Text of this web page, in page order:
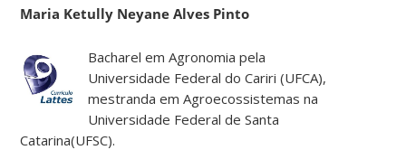
Maria Ketully Neyane Alves Pinto
Bacharel em Agronomia pela
Universidade Federal do Cariri (UFCA),
mestranda em Agroecossistemas na
Universidade Federal de Santa
Catarina(UFSC).